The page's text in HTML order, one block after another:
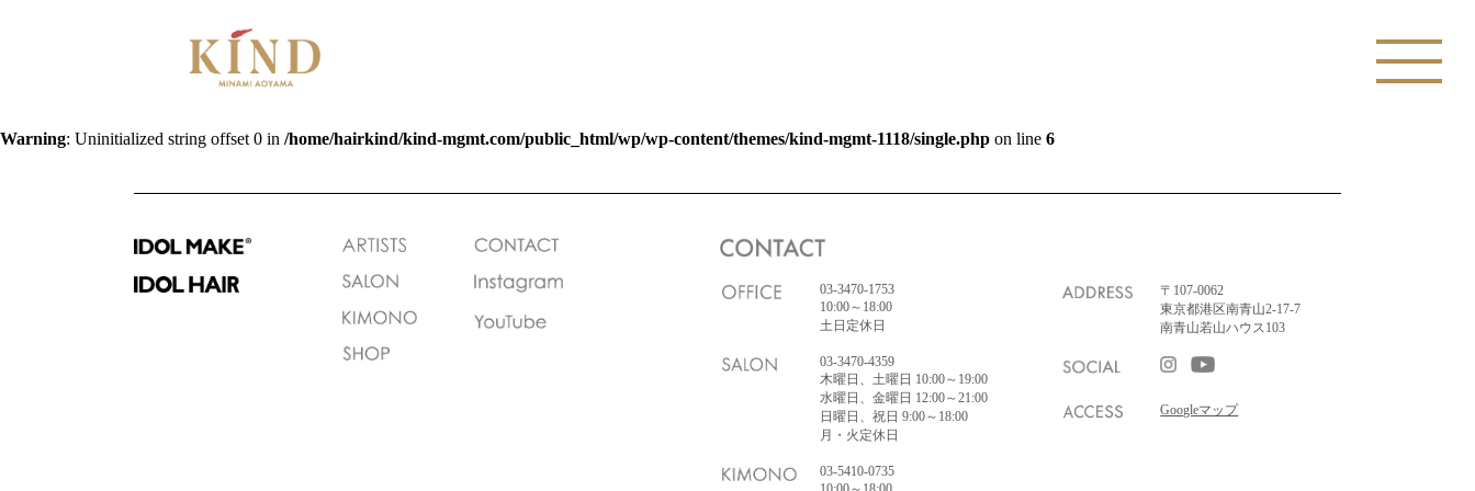
Warning: Uninitialized string offset 0 in /home/hairkind/kind-mgmt.com/public_html/wp/wp-content/themes/kind-mgmt-1118/single.php on line 6
03-3470-1753
10:00～18:00
土日定休日
03-3470-4359
木曜日、土曜日 10:00～19:00
水曜日、金曜日 12:00～21:00
日曜日、祝日 9:00～18:00
月・火定休日
03-5410-0735
〒107-0062
東京都港区南青山2-17-7
南青山若山ハウス103
Googleマップ